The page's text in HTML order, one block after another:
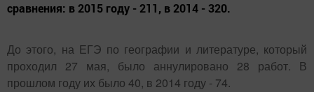
сравнения: в 2015 году - 211, в 2014 - 320.
До этого, на ЕГЭ по географии и литературе, который
проходил 27 мая, было аннулировано 28 работ. В
прошлом году их было 40, в 2014 году - 74.